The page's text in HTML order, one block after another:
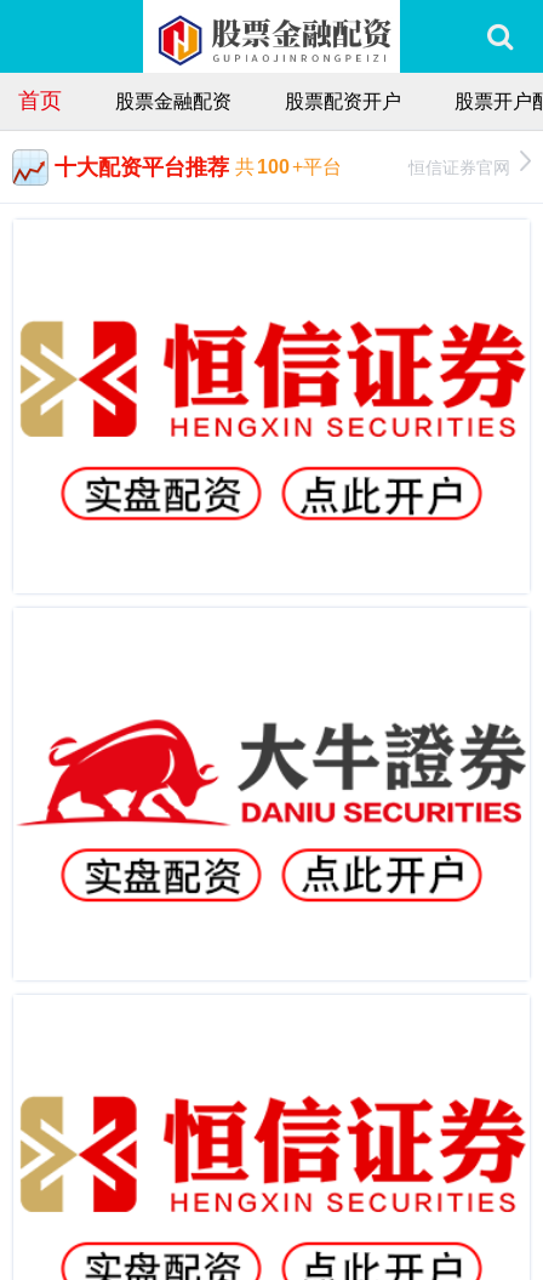
首页 股票金融配资 股票配资开户 股票开户
十大配资平台推荐 共100+平台 恒信证券官网